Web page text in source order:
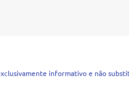
informativo e não